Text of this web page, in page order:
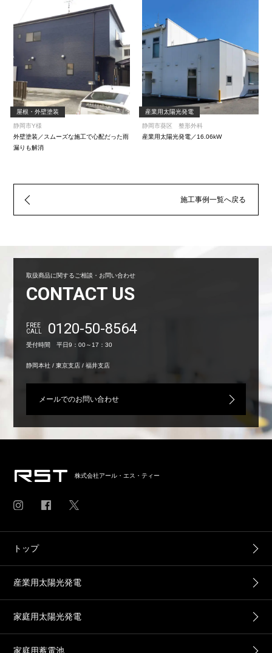
屋根・外壁塗装
静岡市Y様
外壁塗装／スムーズな施工で心配だった雨
漏りも解消
産業用太陽光発電
静岡市葵区 整形外科
産業用太陽光発電／16.06kW
施工事例一覧へ戻る
取扱商品に関するご相談・お問い合わせ
CONTACT US
FREE
CALL
0120-50-8564
受付時間 平日9：00～17：30
静岡本社 / 東京支店 / 福井支店
メールでのお問い合わせ
株式会社アール・エス・ティー
トップ
産業用太陽光発電
家庭用太陽光発電
家庭用蓄電池